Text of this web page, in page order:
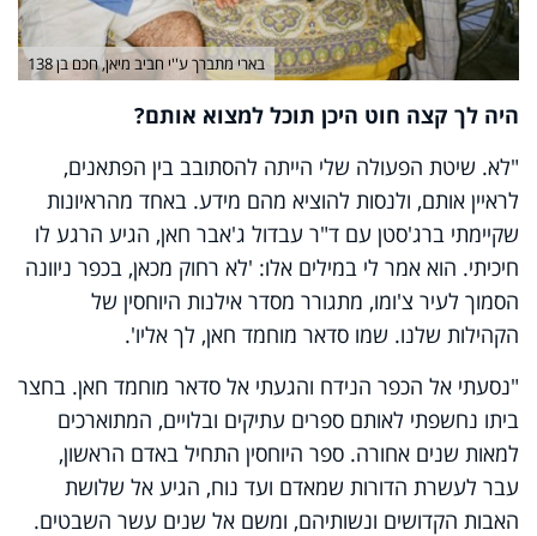
בארי מתברך ע''י חביב מיאן, חכם בן 138
היה לך קצה חוט היכן תוכל למצוא אותם?
"לא. שיטת הפעולה שלי הייתה להסתובב בין הפתאנים,
לראיין אותם, ולנסות להוציא מהם מידע. באחד מהראיונות
שקיימתי ברג'סטן עם ד"ר עבדול ג'אבר חאן, הגיע הרגע לו
חיכיתי. הוא אמר לי במילים אלו: 'לא רחוק מכאן, בכפר ניוונה
הסמוך לעיר צ'ומו, מתגורר מסדר אילנות היוחסין של
הקהילות שלנו. שמו סדאר מוחמד חאן, לך אליו'.
"נסעתי אל הכפר הנידח והגעתי אל סדאר מוחמד חאן. בחצר
ביתו נחשפתי לאותם ספרים עתיקים ובלויים, המתוארכים
למאות שנים אחורה. ספר היוחסין התחיל באדם הראשון,
עבר לעשרת הדורות שמאדם ועד נוח, הגיע אל שלושת
האבות הקדושים ונשותיהם, ומשם אל שנים עשר השבטים.